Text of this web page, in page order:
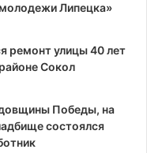
Липецка»
ремонт улицы 40 лет
Сокол
Победы, на
состоялся